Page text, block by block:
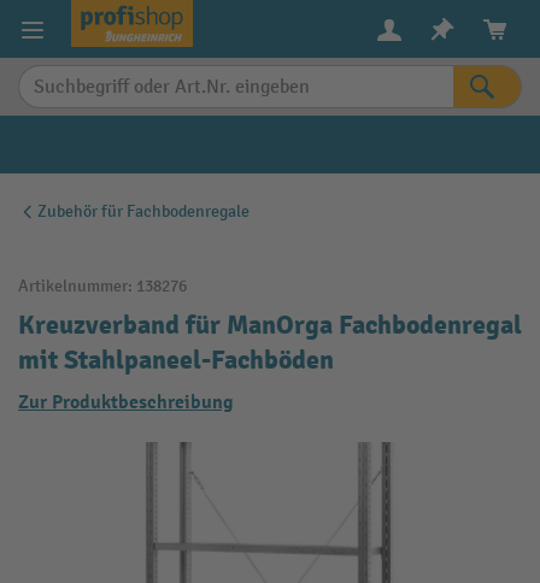
springen
Zubehör für Fachbodenregale
Artikelnummer: 138276
Kreuzverband für ManOrga Fachbodenregal
mit Stahlpaneel-Fachböden
Zur Produktbeschreibung